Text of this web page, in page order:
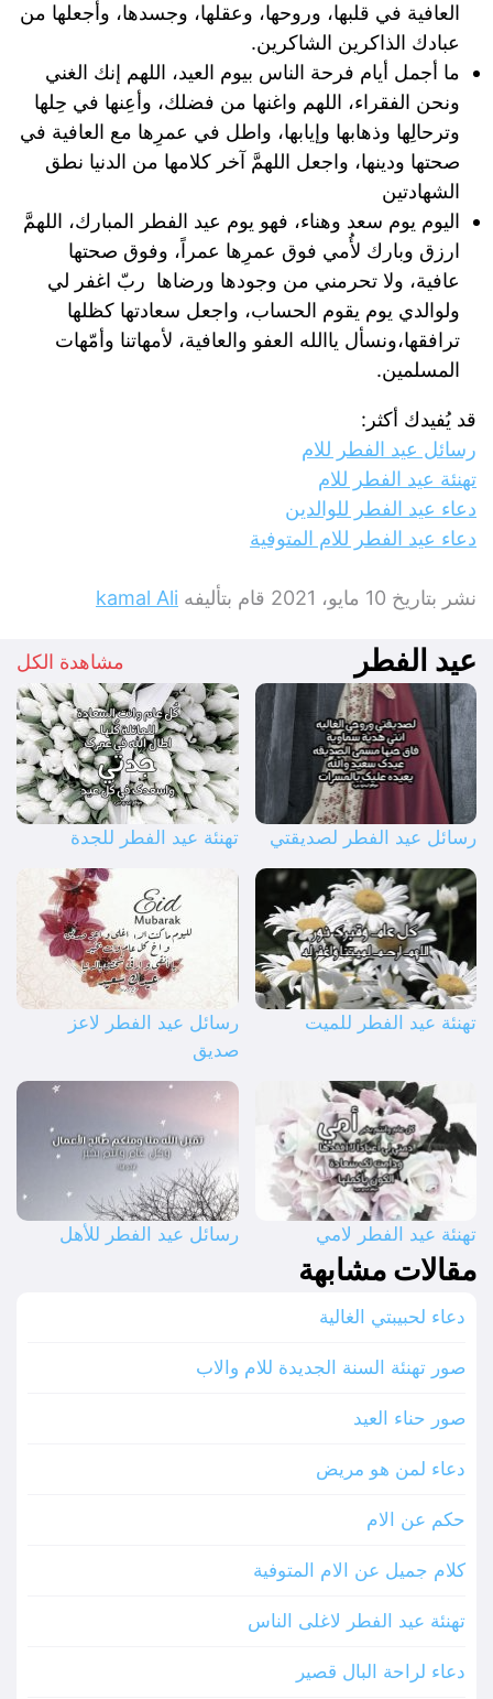
العافية في قلبها، وروحها، وعقلها، وجسدها، وأجعلها من
عبادك الذاكرين الشاكرين.
ما أجمل أيام فرحة الناس بيوم العيد، اللهم إنك الغني
ونحن الفقراء، اللهم واغنها من فضلك، وأعِنها في حِلها
وترحالِها وذهابها وإيابها، واطل في عمرِها مع العافية في
صحتها ودينها، واجعل اللهمَّ آخر كلامها من الدنيا نطق
الشهادتين
اليوم يوم سعد وهناء، فهو يوم عيد الفطر المبارك، اللهمَّ
ارزق وبارك لأُمي فوق عمرِها عمراً، وفوق صحتها
عافية، ولا تحرمني من وجودها ورضاها ربّ اغفر لي
ولوالدي يوم يقوم الحساب، واجعل سعادتها كظلها
ترافقها،ونسأل ياالله العفو والعافية، لأمهاتنا وأمّهات
المسلمين.
قد يُفيدك أكثر:
رسائل عيد الفطر للام
تهنئة عيد الفطر للام
دعاء عيد الفطر للوالدين
دعاء عيد الفطر للام المتوفية
نشر بتاريخ 10 مايو، 2021 قام بتأليفه kamal Ali
عيد الفطر مشاهدة الكل
رسائل عيد الفطر لصديقتي تهنئة عيد الفطر للجدة
تهنئة عيد الفطر للميت
رسائل عيد الفطر لاعز
صديق
تهنئة عيد الفطر لامي رسائل عيد الفطر للأهل
مقالات مشابهة
دعاء لحبيبتي الغالية
صور تهنئة السنة الجديدة للام والاب
صور حناء العيد
دعاء لمن هو مريض
حكم عن الام
كلام جميل عن الام المتوفية
تهنئة عيد الفطر لاغلى الناس
دعاء لراحة البال قصير